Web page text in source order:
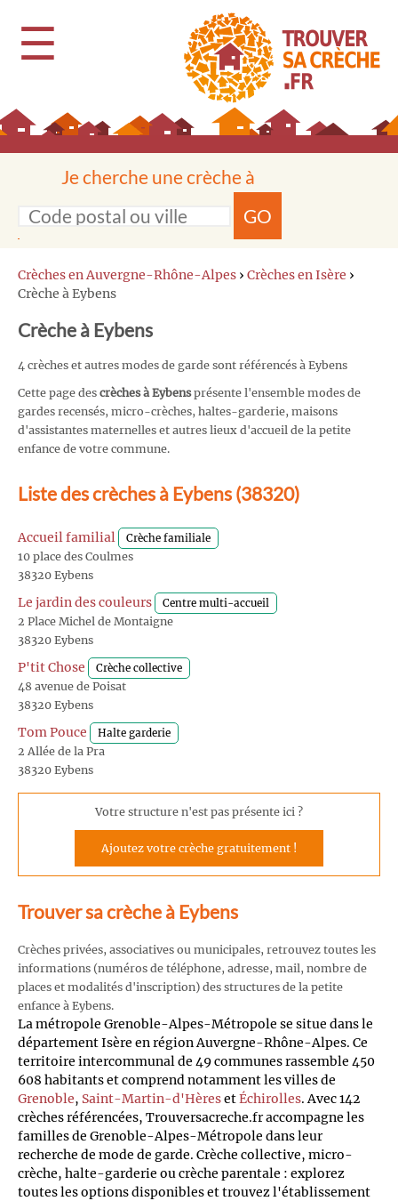
☰
Je cherche une crèche à
GO
Crèches en Auvergne-Rhône-Alpes › Crèches en Isère ›
Crèche à Eybens
Crèche à Eybens
4 crèches et autres modes de garde sont référencés à Eybens
Cette page des crèches à Eybensprésente l'ensemble modes de
gardes recensés, micro-crèches, haltes-garderie, maisons
d'assistantes maternelles et autres lieux d'accueil de la petite
enfance de votre commune.
Liste des crèches à Eybens (38320)
Accueil familial Crèche familiale
10 place des Coulmes
38320 Eybens
Le jardin des couleurs Centre multi-accueil
2 Place Michel de Montaigne
38320 Eybens
P'tit Chose Crèche collective
48 avenue de Poisat
38320 Eybens
Tom Pouce Halte garderie
2 Allée de la Pra
38320 Eybens
Votre structure n'est pas présente ici ?
Ajoutez votre crèche gratuitement !
Trouver sa crèche à Eybens
Crèches privées, associatives ou municipales, retrouvez toutes les
informations (numéros de téléphone, adresse, mail, nombre de
places et modalités d'inscription) des structures de la petite
enfance à Eybens.
La métropole Grenoble-Alpes-Métropole se situe dans le
département Isère en région Auvergne-Rhône-Alpes. Ce
territoire intercommunal de 49 communes rassemble 450
608 habitants et comprend notamment les villes de
Grenoble, Saint-Martin-d'HèresetÉchirolles. Avec 142
crèches référencées, Trouversacreche.fr accompagne les
familles de Grenoble-Alpes-Métropole dans leur
recherche de mode de garde. Crèche collective, micro-
crèche, halte-garderie ou crèche parentale : explorez
toutes les options disponibles et trouvez l'établissement